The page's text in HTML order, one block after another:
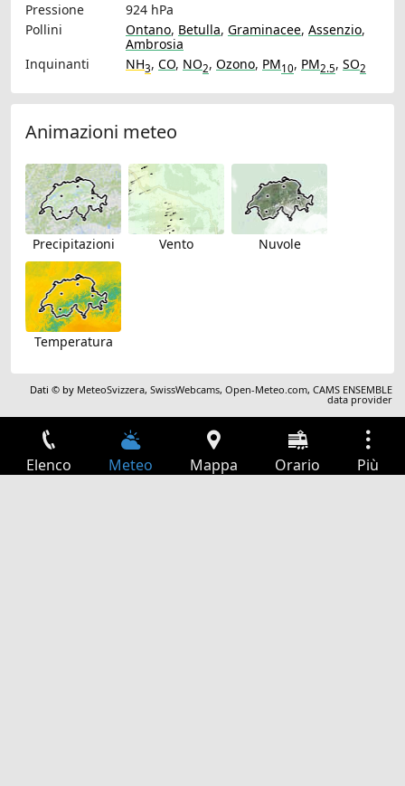
Pressione
924 hPa
Pollini
Ontano, Betulla, Graminacee, Assenzio,
Ambrosia
Inquinanti
NH3, CO, NO2, Ozono, PM10, PM2.5, SO2
Animazioni meteo
Precipitazioni Vento Nuvole
Temperatura
Dati © by MeteoSvizzera,SwissWebcams,Open-Meteo.com,CAMS ENSEMBLE
data provider
Elenco Meteo Mappa Orario Più